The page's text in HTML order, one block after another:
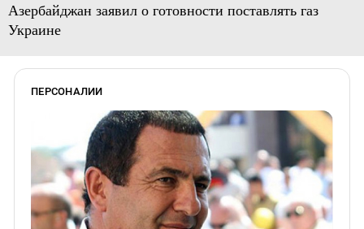
Азербайджан заявил о готовности поставлять газ
Украине
ПЕРСОНАЛИИ